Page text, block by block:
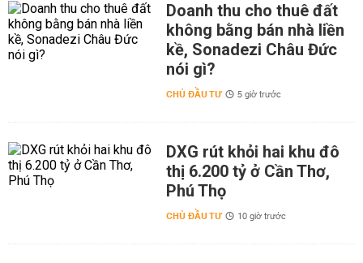
Doanh thu cho thuê đất
không bằng bán nhà liền
kề, Sonadezi Châu Đức
nói gì?
CHỦ ĐẦU TƯ 5 giờ trước
DXG rút khỏi hai khu đô
thị 6.200 tỷ ở Cần Thơ,
Phú Thọ
CHỦ ĐẦU TƯ 10 giờ trước